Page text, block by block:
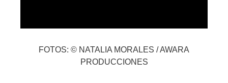
FOTOS: © NATALIA MORALES / AWARA
PRODUCCIONES